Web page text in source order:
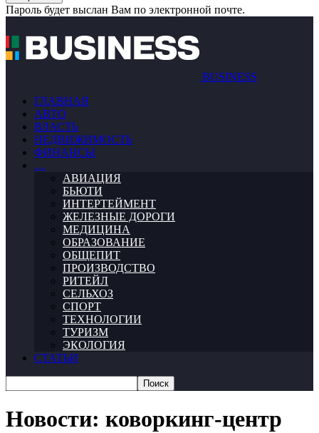
Пароль будет выслан Вам по электронной почте.
BUSINESS
ГЛАВНАЯ
АВТО
ВЛАСТЬ
НЕДВИЖИМОСТЬ
ФИНАНСЫ
…
АВИАЦИЯ
БЬЮТИ
ИНТЕРТЕЙМЕНТ
ЖЕЛЕЗНЫЕ ДОРОГИ
МЕДИЦИНА
ОБРАЗОВАНИЕ
ОБЩЕПИТ
ПРОИЗВОДСТВО
РИТЕЙЛ
СЕЛЬХОЗ
СПОРТ
ТЕХНОЛОГИИ
ТУРИЗМ
ЭКОЛОГИЯ
СТАТЬИ
Новости: коворкинг-центр